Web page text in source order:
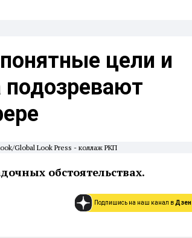
цели и
Global Look Press - коллаж РКП
обстоятельствах.
Подпишись на наш канал вДзен